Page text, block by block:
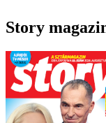
Story